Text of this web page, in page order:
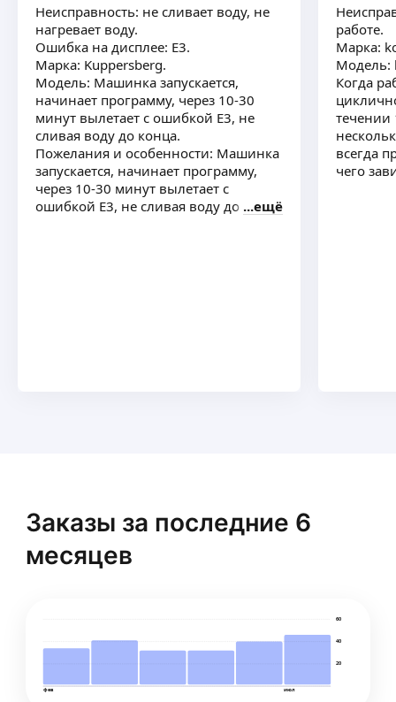
Неисправность: не сливает воду, не
нагревает воду.
Ошибка на дисплее: Е3.
Марка: Kuppersberg.
Модель: Машинка запускается,
начинает программу, через 10-30
минут вылетает с ошибкой Е3, не
сливая воду до конца.
Пожелания и особенности: Машинка
запускается, начинает программу,
через 10-30 минут вылетает с
ошибкой Е3, не сливая воду до конца
ещё
работе.
Марка:
Модель:
Когда
течении
всегда
чего
Заказы за последние 6
месяцев
20
40
60
фев июл